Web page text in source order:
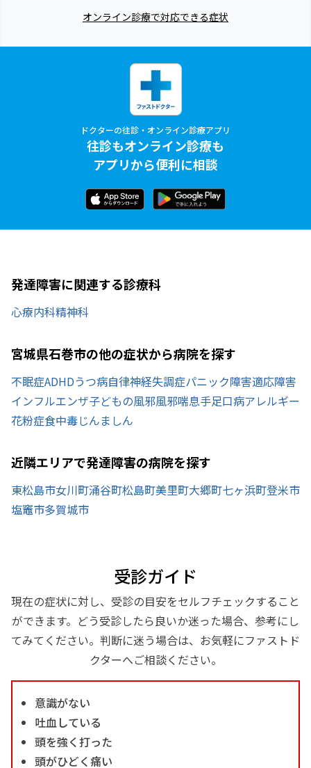
オンライン診療で対応できる症状
ドクターの往診・オンライン診療アプリ
往診もオンライン診療も
アプリから便利に相談
発達障害に関連する診療科
心療内科精神科
宮城県石巻市の他の症状から病院を探す
不眠症ADHDうつ病自律神経失調症パニック障害適応障害
インフルエンザ子どもの風邪風邪喘息手足口病アレルギー
花粉症食中毒じんましん
近隣エリアで発達障害の病院を探す
東松島市女川町涌谷町松島町美里町大郷町七ヶ浜町登米市
塩竈市多賀城市
受診ガイド
現在の症状に対し、受診の目安をセルフチェックすること
ができます。どう受診したら良いか迷った場合、参考にし
てみてください。判断に迷う場合は、お気軽にファストド
クターへご相談ください。
意識がない
吐血している
頭を強く打った
頭がひどく痛い